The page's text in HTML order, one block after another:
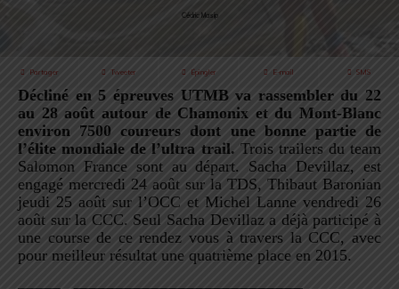
Cédric Masip
Partager Tweeter Épingler E-mail SMS
Décliné en 5 épreuves UTMB va rassembler du 22
au 28 août autour de Chamonix et du Mont-Blanc
environ 7500 coureurs dont une bonne partie de
l’élite mondiale de l’ultra trail. Trois trailers du team
Salomon France sont au départ. Sacha Devillaz, est
engagé mercredi 24 août sur la TDS, Thibaut Baronian
jeudi 25 août sur l’OCC et Michel Lanne vendredi 26
août sur la CCC. Seul Sacha Devillaz a déjà participé à
une course de ce rendez vous à travers la CCC, avec
pour meilleur résultat une quatrième place en 2015.